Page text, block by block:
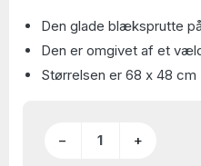
Den glade blæksprutte
Den er omgivet af et
Størrelsen er 68 x 48 cm
− +